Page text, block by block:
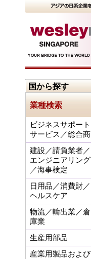
国から探す
業種検索
ビジネスサポート
サービス／総合商
建設／請負業者／
エンジニアリング
／海事検定
日用品／消費財／
ヘルスケア
物流／輸出業／倉
庫業
生産用部品
産業用製品および